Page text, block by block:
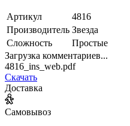
Артикул
4816
Производитель Звезда
Сложность
Простые
Загрузка комментариев...
4816_ins_web.pdf
Скачать
Доставка
Самовывоз